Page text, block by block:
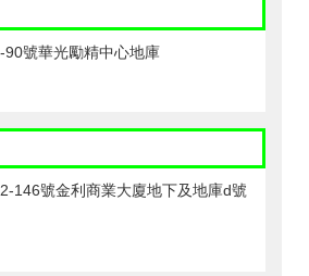
號華光勵精中心地庫
146號金利商業大廈地下及地庫d號